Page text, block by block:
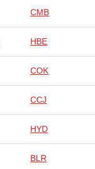
CMB
HBE
COK
CCJ
HYD
BLR